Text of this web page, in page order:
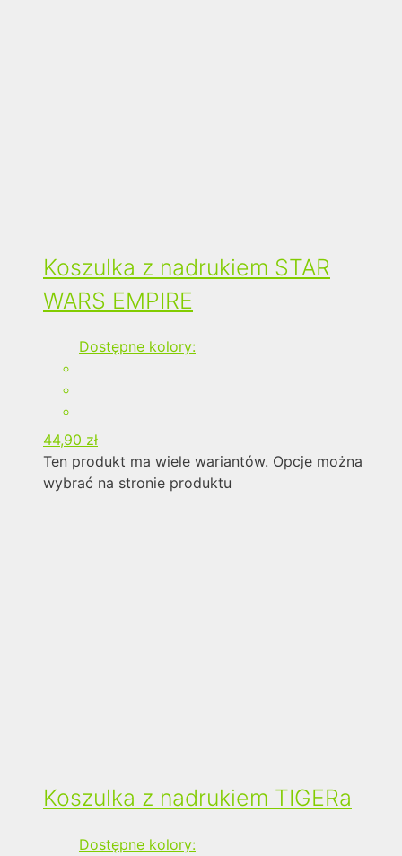
Koszulka z nadrukiem STAR
WARS EMPIRE
Dostępne kolory:
44,90 zł
Ten produkt ma wiele wariantów. Opcje można
wybrać na stronie produktu
Koszulka z nadrukiem TIGERa
Dostępne kolory: